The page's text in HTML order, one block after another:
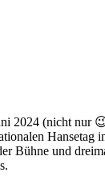
2024 (nicht nur
Hansetag
Bühne und